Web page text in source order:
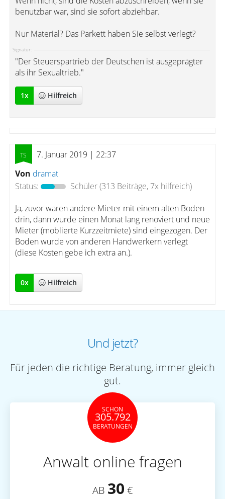
benutzbar war, sind sie sofort abziehbar.
Nur Material? Das Parkett haben Sie selbst verlegt?
Signatur:
"Der Steuerspartrieb der Deutschen ist ausgeprägter
als ihr Sexualtrieb."
1x Hilfreich
7. Januar 2019 | 22:37
Von dramat
Status:
Schüler(313 Beiträge, 7x hilfreich)
Ja, zuvor waren andere Mieter mit einem alten Boden
drin, dann wurde einen Monat lang renoviert und neue
Mieter (moblierte Kurzzeitmiete) sind eingezogen. Der
Boden wurde von anderen Handwerkern verlegt
(diese Kosten gebe ich extra an.).
0x Hilfreich
Und jetzt?
Für jeden die richtige Beratung, immer gleich
gut.
SCHON
305.792
BERATUNGEN
Anwalt online fragen
AB 30 €